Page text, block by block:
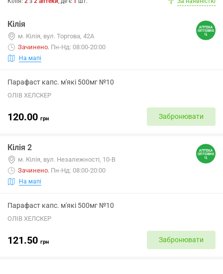
Кілія
м. Кілія, вул. Торгова, 42А
Зачинено. Пн-Нд: 08:00-20:00
На мапі
Парафаст капс. м'які 500мг №10
ОЛІВ ХЕЛСКЕР
120.00 грн Забронювати
Кілія 2
м. Кілія, вул. Незалежності, 10-В
Зачинено. Пн-Нд: 08:00-20:00
На мапі
Парафаст капс. м'які 500мг №10
ОЛІВ ХЕЛСКЕР
121.50 грн Забронювати